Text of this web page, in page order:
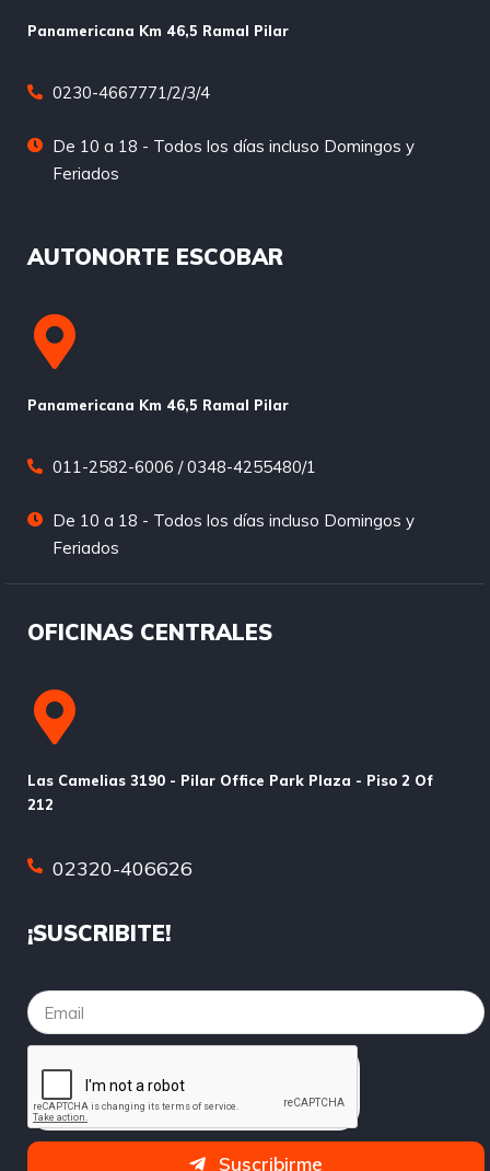
Panamericana Km 46,5 Ramal Pilar
0230-4667771/2/3/4
De 10 a 18 - Todos los días incluso Domingos y
Feriados
AUTONORTE ESCOBAR
Panamericana Km 46,5 Ramal Pilar
011-2582-6006 / 0348-4255480/1
De 10 a 18 - Todos los días incluso Domingos y
Feriados
OFICINAS CENTRALES
Las Camelias 3190 - Pilar Office Park Plaza - Piso 2 Of
212
02320-406626
¡SUSCRIBITE!
Suscribirme